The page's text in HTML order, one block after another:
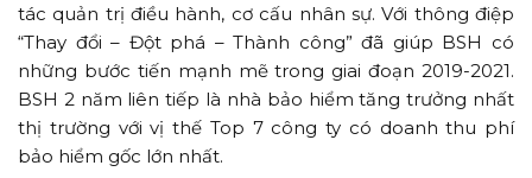
tác quản trị điều hành, cơ cấu nhân sự. Với thông điệp
“Thay đổi – Đột phá – Thành công” đã giúp BSH có
những bước tiến mạnh mẽ trong giai đoạn 2019-2021.
BSH 2 năm liên tiếp là nhà bảo hiểm tăng trưởng nhất
thị trường với vị thế Top 7 công ty có doanh thu phí
bảo hiểm gốc lớn nhất.